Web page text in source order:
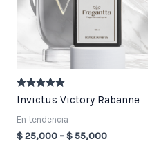
Valorado en
5.00
Invictus Victory Rabanne
En tendencia
$25,000 –$55,000